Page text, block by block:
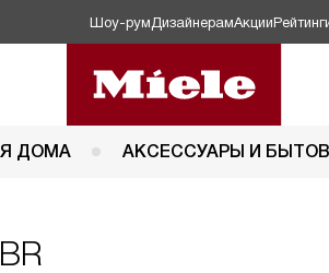
Шоу-рум ДизайнерамАкции
ДОМА АКСЕССУАРЫ И